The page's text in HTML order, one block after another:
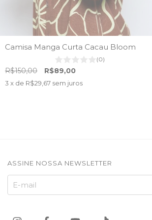
Camisa Manga Curta Cacau Bloom
(0)
R$150,00 R$89,00
3 x de R$29,67 sem juros
ASSINE NOSSA NEWSLETTER